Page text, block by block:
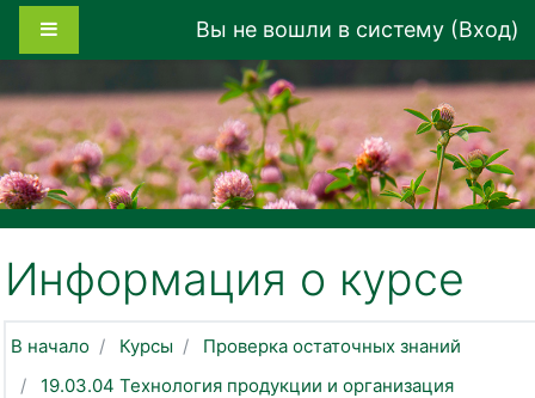
Перейти к основному содержанию
Вы не вошли в систему (Вход)
Информация о курсе
В начало Курсы
Проверка остаточных знаний
19.03.04 Технология продукции и организация